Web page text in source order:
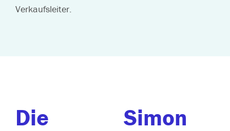
Verkaufsleiter.
Die
Simon